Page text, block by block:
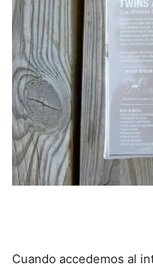
Cuando accedemos al